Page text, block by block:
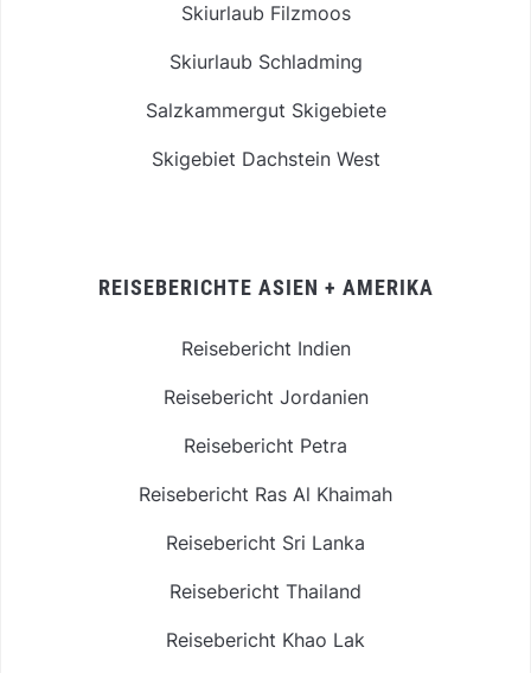
Skiurlaub Filzmoos
Skiurlaub Schladming
Salzkammergut Skigebiete
Skigebiet Dachstein West
REISEBERICHTE ASIEN + AMERIKA
Reisebericht Indien
Reisebericht Jordanien
Reisebericht Petra
Reisebericht Ras Al Khaimah
Reisebericht Sri Lanka
Reisebericht Thailand
Reisebericht Khao Lak